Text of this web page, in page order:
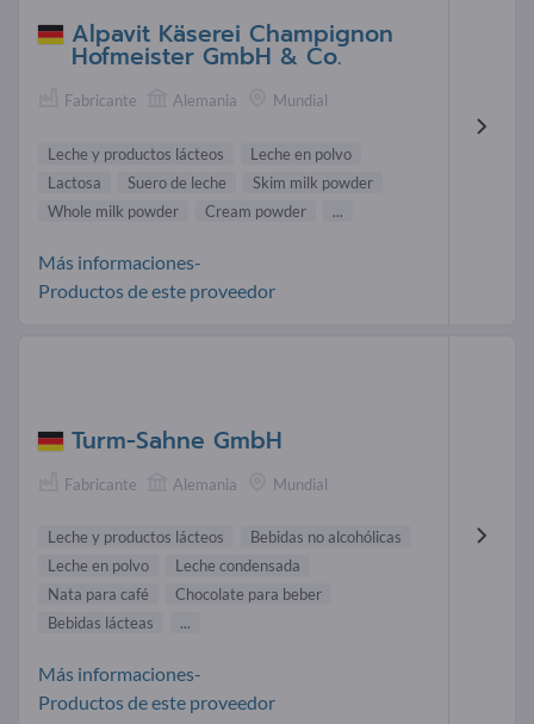
Alpavit Käserei Champignon
Hofmeister GmbH & Co.
Fabricante Alemania Mundial
Leche y productos lácteos
Leche en polvo
Lactosa
Suero de leche
Skim milk powder
Whole milk powder
Cream powder ...
Más informaciones-
Productos de este proveedor
Turm-Sahne GmbH
Fabricante Alemania Mundial
Leche y productos lácteos
Bebidas no alcohólicas
Leche en polvo
Leche condensada
Nata para café
Chocolate para beber
Bebidas lácteas
...
Más informaciones-
Productos de este proveedor